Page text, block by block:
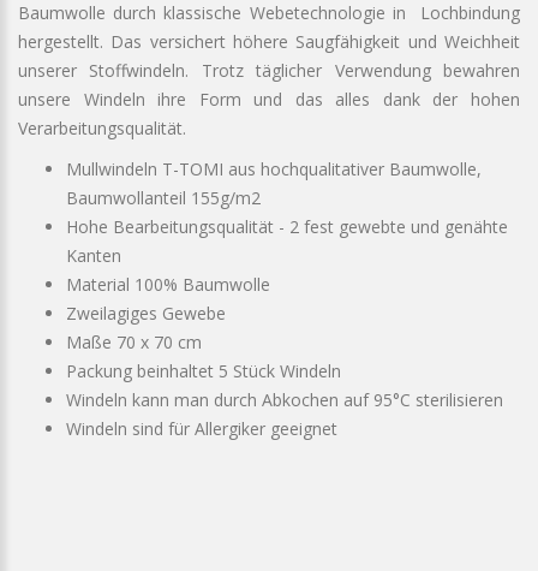
Baumwolle durch klassische Webetechnologie in Lochbindung
hergestellt. Das versichert höhere Saugfähigkeit und Weichheit
unserer Stoffwindeln. Trotz täglicher Verwendung bewahren
unsere Windeln ihre Form und das alles dank der hohen
Verarbeitungsqualität.
Mullwindeln T-TOMI aus hochqualitativer Baumwolle,
Baumwollanteil 155g/m2
Hohe Bearbeitungsqualität - 2 fest gewebte und genähte
Kanten
Material 100% Baumwolle
Zweilagiges Gewebe
Maße 70 x 70 cm
Packung beinhaltet 5 Stück Windeln
Windeln kann man durch Abkochen auf 95°C sterilisieren
Windeln sind für Allergiker geeignet